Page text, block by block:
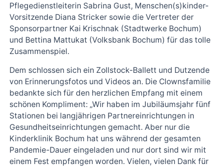
Pflegedienstleiterin Sabrina Gust, Menschen(s)kinder-
Vorsitzende Diana Stricker sowie die Vertreter der
Sponsorpartner Kai Krischnak (Stadtwerke Bochum)
und Bettina Mattukat (Volksbank Bochum) für das tolle
Zusammenspiel.
Dem schlossen sich ein Zollstock-Ballett und Dutzende
von Erinnerungsfotos und Videos an. Die Clownsfamilie
bedankte sich für den herzlichen Empfang mit einem
schönen Kompliment: „Wir haben im Jubiläumsjahr fünf
Stationen bei langjährigen Partnereinrichtungen in
Gesundheitseinrichtungen gemacht. Aber nur die
Kinderklinik Bochum hat uns während der gesamten
Pandemie-Dauer eingeladen und nur dort sind wir mit
einem Fest empfangen worden. Vielen, vielen Dank für